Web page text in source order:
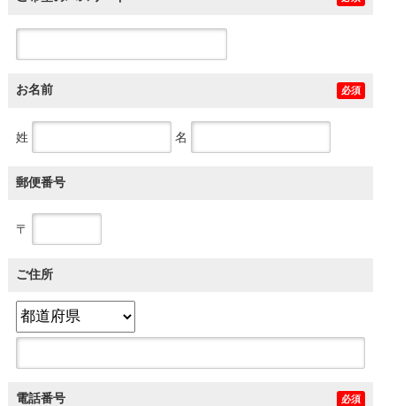
お名前 必須
姓 名
郵便番号
〒
ご住所
電話番号 必須